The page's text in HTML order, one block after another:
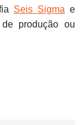
Seis Sigma e
produção ou